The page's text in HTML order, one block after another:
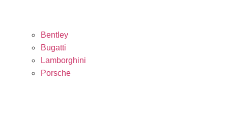
Bentley
Bugatti
Lamborghini
Porsche